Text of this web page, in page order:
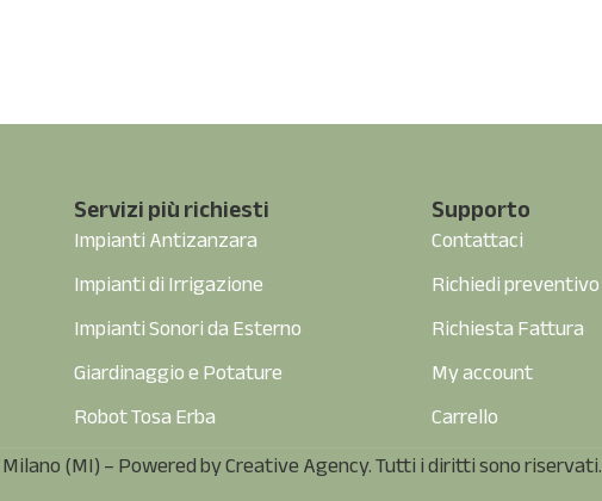
Servizi più richiesti
Impianti Antizanzara
Impianti di Irrigazione
Impianti Sonori da Esterno
Giardinaggio e Potature
Robot Tosa Erba
Supporto
Contattaci
Richiedi preventivo
Richiesta Fattura
My account
Carrello
(MI) – Powered byCreative Agency.Tutti i diritti sono riservati.